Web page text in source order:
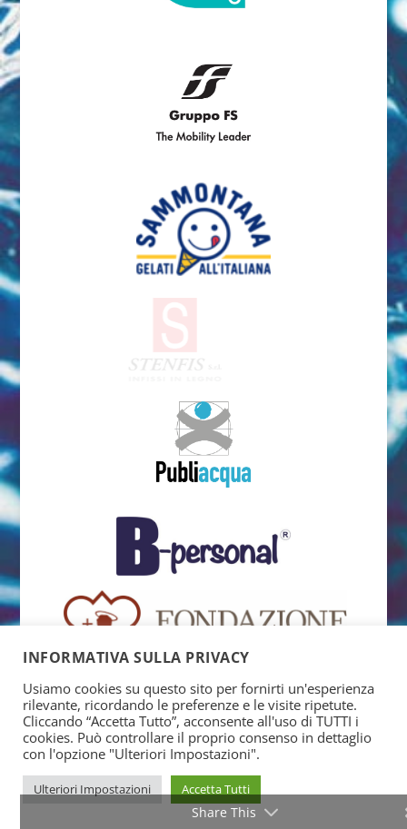
INFORMATIVA SULLA PRIVACY
Usiamo cookies su questo sito per fornirti un'esperienza
rilevante, ricordando le preferenze e le visite ripetute.
Cliccando “Accetta Tutto”, acconsente all'uso di TUTTI i
cookies. Può controllare il proprio consenso in dettaglio
con l'opzione "Ulteriori Impostazioni".
Ulteriori Impostazioni Accetta Tutti
Share This